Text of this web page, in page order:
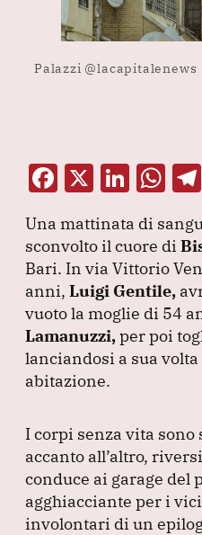
Palazzi @lacapitalenews
F
c
e
b
o
o
k
X Li
k
e
dI
n
W
at
s
A
p
p
Una mattinata di
sconvolto il cuore di
Bari. In via Vittorio
anni, Luigi Gentile,
vuoto la moglie di 54
Lamanuzzi,per poi
lanciandosi a sua
abitazione.
I corpi senza vita
accanto all’altro,
conduce ai garage del
agghiacciante per i
involontari di un